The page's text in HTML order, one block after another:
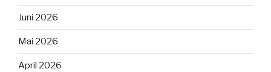
Juni 2026
Mai 2026
April 2026